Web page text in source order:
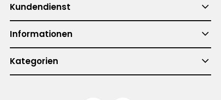
Kundendienst
Informationen
Kategorien